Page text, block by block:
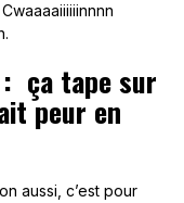
: ça tape sur
peur en
aussi, c’est pour